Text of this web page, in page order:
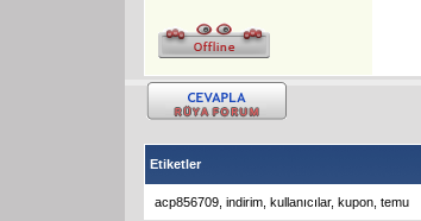
Etiketler
acp856709 indirim kullanıcılar, kupon temu